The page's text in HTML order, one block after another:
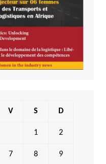
V S D
1 2
7 8 9